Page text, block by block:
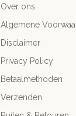
Over ons
Algemene
Disclaimer
Privacy Policy
Betaalmethoden
Verzenden